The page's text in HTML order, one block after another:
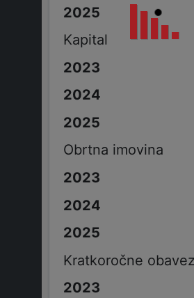
Kapital
Obrtna imovina
Kratkoročne